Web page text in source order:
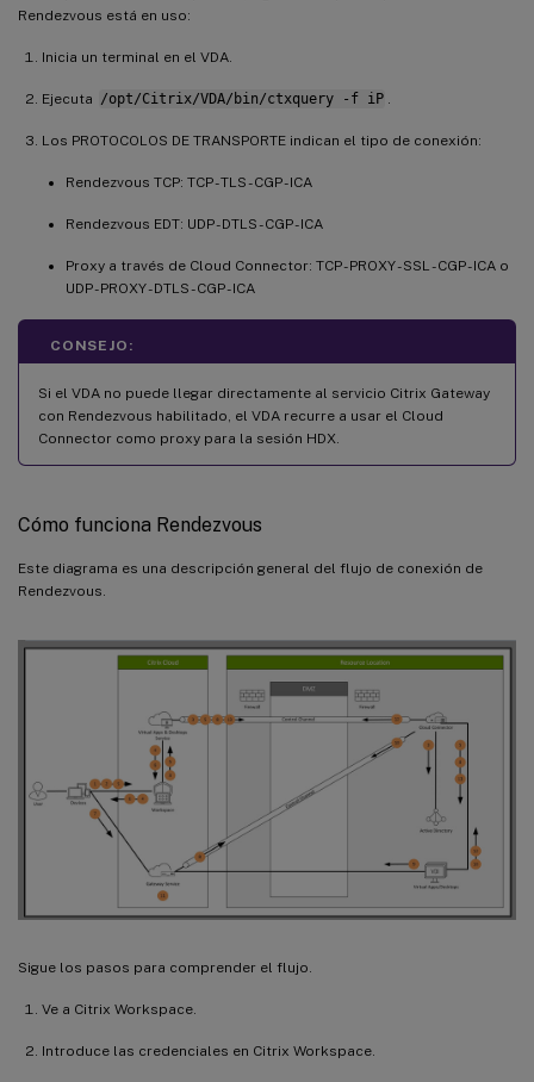
Rendezvous está en uso:
Inicia un terminal en el VDA.
Ejecuta /opt/Citrix/VDA/bin/ctxquery -f iP
Los PROTOCOLOS DE TRANSPORTE indican el tipo de conexión:
Rendezvous TCP: TCP - TLS - CGP - ICA
Rendezvous EDT: UDP - DTLS - CGP - ICA
Proxy a través de Cloud Connector: TCP - PROXY - SSL - CGP - ICA o
UDP - PROXY - DTLS - CGP - ICA
CONSEJO:
Si el VDA no puede llegar directamente al servicio Citrix Gateway
con Rendezvous habilitado, el VDA recurre a usar el Cloud
Connector como proxy para la sesión HDX.
Cómo funciona Rendezvous
Este diagrama es una descripción general del flujo de conexión de
Rendezvous.
Sigue los pasos para comprender el flujo.
Ve a Citrix Workspace.
Introduce las credenciales en Citrix Workspace.